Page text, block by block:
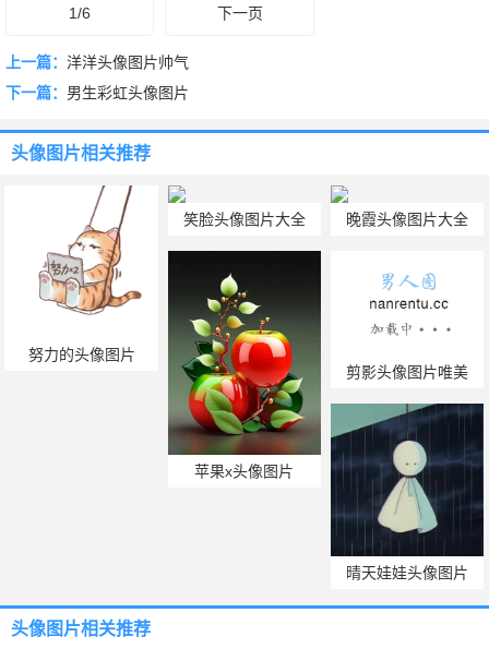
树一帜。快来挑选你的专属标识，让你的头像瞬间与众不同，秀出你
1/6 下一页
上一篇： 洋洋头像图片帅气
下一篇： 男生彩虹头像图片
头像图片相关推荐
努力的头像图片
笑脸头像图片大全 晚霞头像图片大全
苹果x头像图片
剪影头像图片唯美
晴天娃娃头像图片
头像图片相关推荐